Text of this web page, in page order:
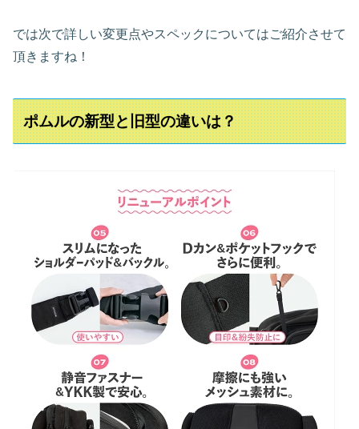
では次で詳しい変更点やスペックについてはご紹介させて
頂きますね！
ポムルの新型と旧型の違いは？